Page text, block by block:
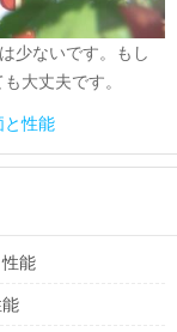
少ないです。もし
大丈夫です。
と性能
能